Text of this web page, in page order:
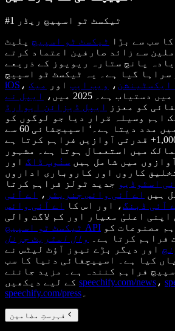
#1 ٹیکسٹ ٹو اسپیچ ریڈر
سب سے بڑا ٹیکسٹ ٹو اسپیچ پلیٹ
فارم ہے، جس پر 50 ملین سے زائد صارفین اعتماد کرتے
سے زیادہ پانچ ستارہ ریویوز کے ذریعے
سراہا گیا ہے۔ یہ ٹیکسٹ ٹو اسپیچ
iOS ، ایکسٹینشن ، ویب ایپ اور
میک
دستیاب ہے۔ 2025 میں،
ایپل نے
کو معزز
ایپل ڈیزائن ایوارڈ
اہم وسیلہ قرار دیا جو لوگوں کو
اپنی زندگی جینے میں مدد دیتا ہے۔‘ اسپیچفائی 60 سے
زائد زبانوں میں 1,000+ قدرتی آوازیں فراہم کرتا ہے
لگ بھگ 200 ممالک میں استعمال ہوتا ہے۔ مشہور
میں شامل ہیں سنُوپ ڈاگ اور
کاروں اور کاروباری اداروں
اسٹوڈیو جدید ٹولز فراہم کرتا
ہیں اے آئی وائس جنریٹر ،
اے آئی
آئی ڈبنگ، اور اس کا
اے آئی وائس
اپنی اعلیٰ معیار اور کم لاگت والی
ٹیکسٹ ٹو اسپیچ API
فراہم کرتا ہے۔
وال اسٹریٹ جرنل
اور دیگر بڑے نیوز آؤٹ لیٹس نے
کیا ہے۔ اسپیچفائی دنیا کا سب
فراہم کنندہ ہے۔ مزید جاننے
speechify.com/news ،
speechify.com/press
فہرستِ مضامین